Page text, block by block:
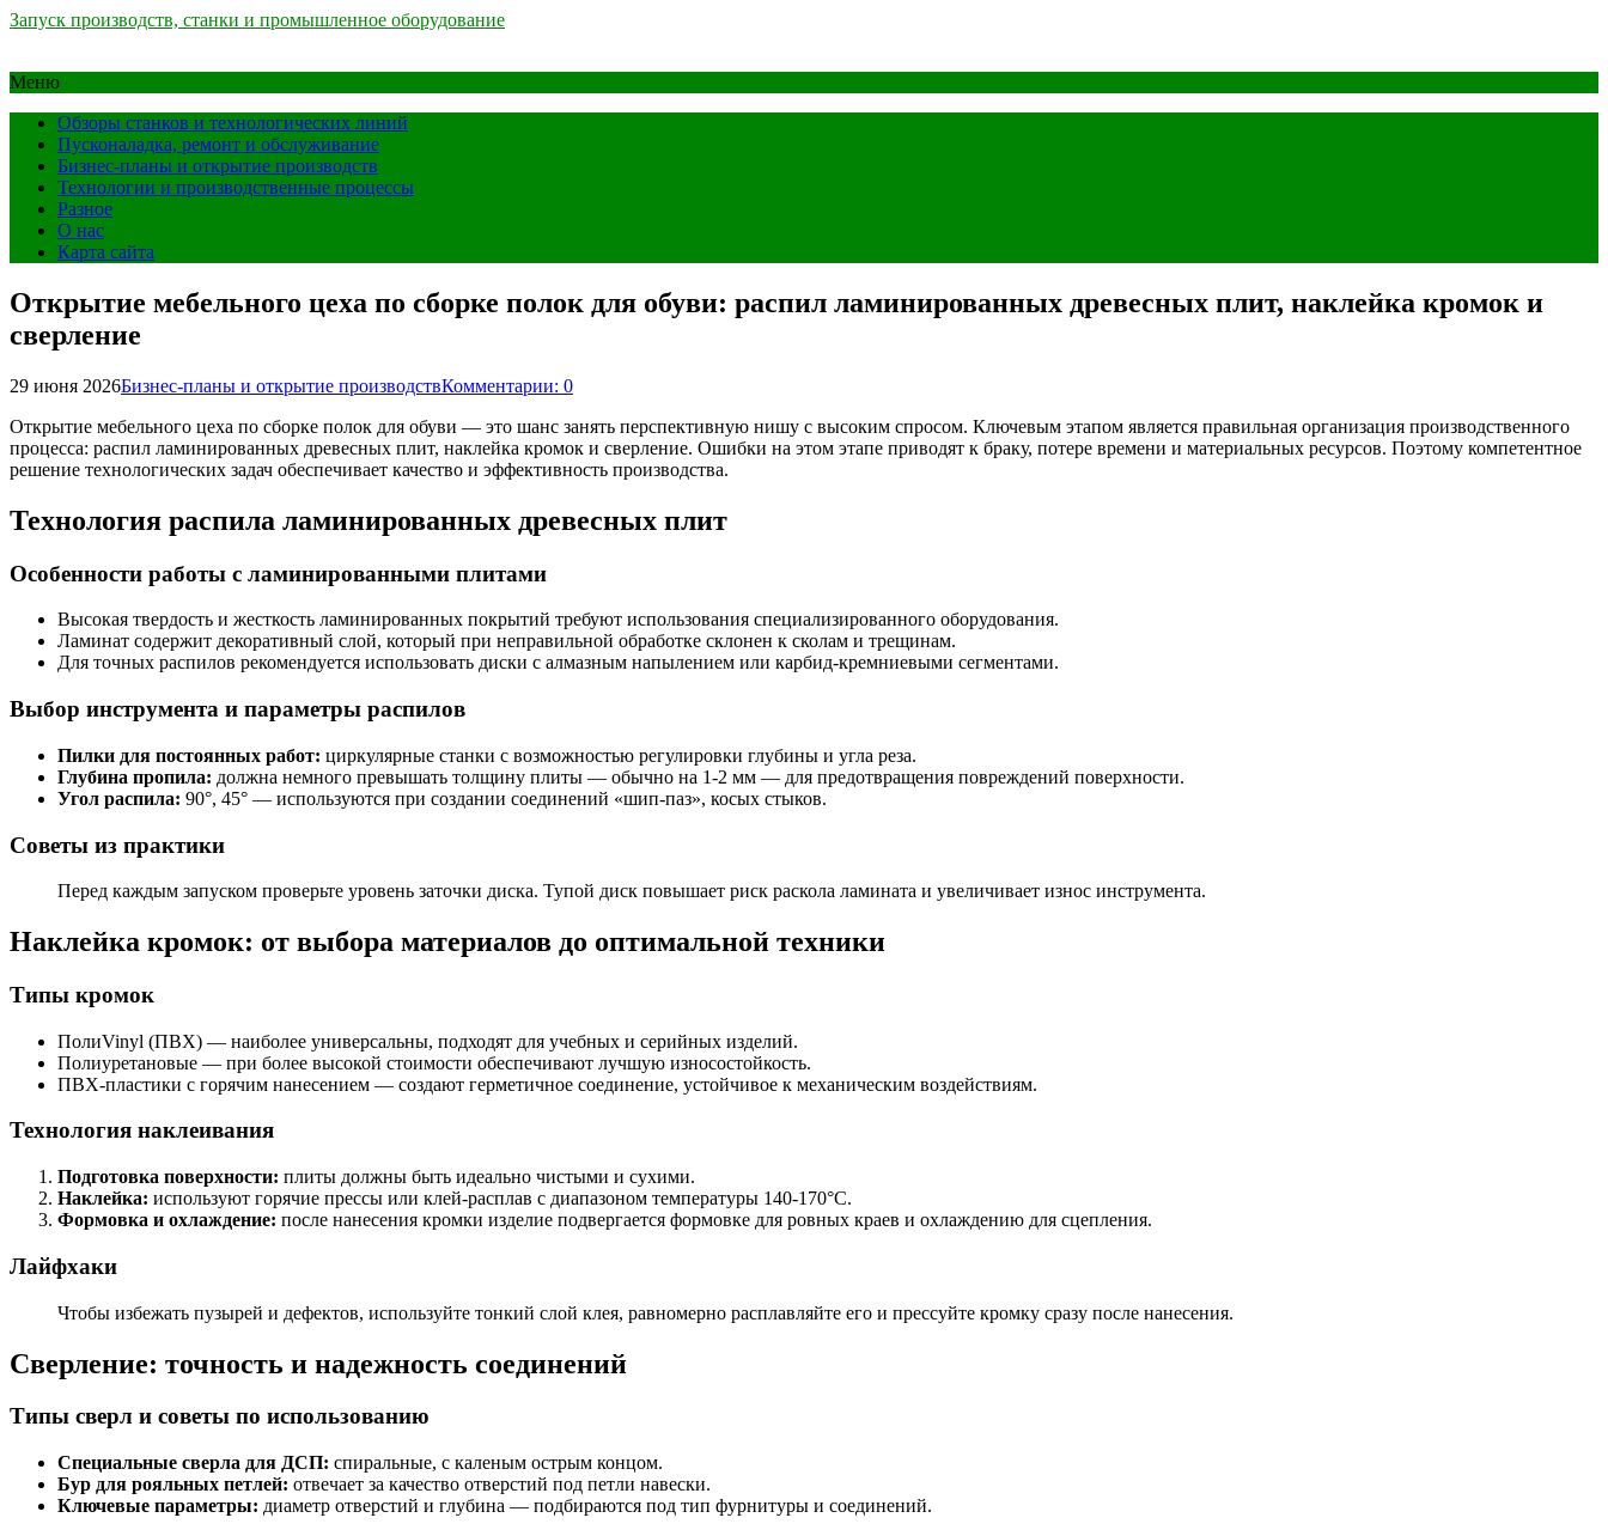
Запуск производств, станки и промышленное оборудование
Меню
Обзоры станков и технологических линий
Пусконаладка, ремонт и обслуживание
Бизнес-планы и открытие производств
Технологии и производственные процессы
Разное
О нас
Карта сайта
Открытие мебельного цеха по сборке полок для обуви: распил ламинированных древесных плит, наклейка кромок и
сверление
29 июня 2026Бизнес-планы и открытие производствКомментарии: 0
Открытие мебельного цеха по сборке полок для обуви — это шанс занять перспективную нишу с высоким спросом. Ключевым этапом является правильная организация производственного
процесса: распил ламинированных древесных плит, наклейка кромок и сверление. Ошибки на этом этапе приводят к браку, потере времени и материальных ресурсов. Поэтому компетентное
решение технологических задач обеспечивает качество и эффективность производства.
Технология распила ламинированных древесных плит
Особенности работы с ламинированными плитами
Высокая твердость и жесткость ламинированных покрытий требуют использования специализированного оборудования.
Ламинат содержит декоративный слой, который при неправильной обработке склонен к сколам и трещинам.
Для точных распилов рекомендуется использовать диски с алмазным напылением или карбид-кремниевыми сегментами.
Выбор инструмента и параметры распилов
Пилки для постоянных работ: циркулярные станки с возможностью регулировки глубины и угла реза.
Глубина пропила: должна немного превышать толщину плиты — обычно на 1-2 мм — для предотвращения повреждений поверхности.
Угол распила: 90°, 45° — используются при создании соединений «шип-паз», косых стыков.
Советы из практики
Перед каждым запуском проверьте уровень заточки диска. Тупой диск повышает риск раскола ламината и увеличивает износ инструмента.
Наклейка кромок: от выбора материалов до оптимальной техники
Типы кромок
ПолиVinyl (ПВХ) — наиболее универсальны, подходят для учебных и серийных изделий.
Полиуретановые — при более высокой стоимости обеспечивают лучшую износостойкость.
ПВХ-пластики с горячим нанесением — создают герметичное соединение, устойчивое к механическим воздействиям.
Технология наклеивания
Подготовка поверхности: плиты должны быть идеально чистыми и сухими.
Наклейка: используют горячие прессы или клей-расплав с диапазоном температуры 140-170°C.
Формовка и охлаждение: после нанесения кромки изделие подвергается формовке для ровных краев и охлаждению для сцепления.
Лайфхаки
Чтобы избежать пузырей и дефектов, используйте тонкий слой клея, равномерно расплавляйте его и прессуйте кромку сразу после нанесения.
Сверление: точность и надежность соединений
Типы сверл и советы по использованию
Специальные сверла для ДСП: спиральные, с каленым острым концом.
Бур для рояльных петлей: отвечает за качество отверстий под петли навески.
Ключевые параметры: диаметр отверстий и глубина — подбираются под тип фурнитуры и соединений.